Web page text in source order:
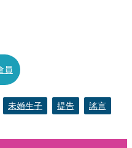
員
未婚生子 提告 謠言